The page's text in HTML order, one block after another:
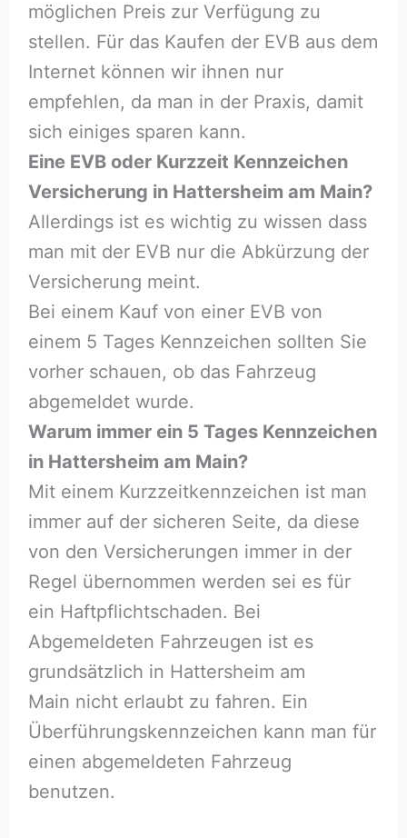
möglichen Preis zur Verfügung zu
stellen. Für das Kaufen der EVB aus dem
Internet können wir ihnen nur
empfehlen, da man in der Praxis, damit
sich einiges sparen kann.
Eine EVB oder Kurzzeit Kennzeichen
Versicherung in Hattersheim am Main?
Allerdings ist es wichtig zu wissen dass
man mit der EVB nur die Abkürzung der
Versicherung meint.
Bei einem Kauf von einer EVB von
einem 5 Tages Kennzeichen sollten Sie
vorher schauen, ob das Fahrzeug
abgemeldet wurde.
Warum immer ein 5 Tages Kennzeichen
in Hattersheim am Main?
Mit einem Kurzzeitkennzeichen ist man
immer auf der sicheren Seite, da diese
von den Versicherungen immer in der
Regel übernommen werden sei es für
ein Haftpflichtschaden. Bei
Abgemeldeten Fahrzeugen ist es
grundsätzlich in Hattersheim am
Main nicht erlaubt zu fahren. Ein
Überführungskennzeichen kann man für
einen abgemeldeten Fahrzeug
benutzen.